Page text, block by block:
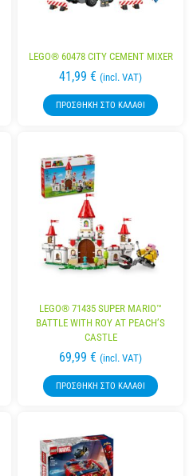
LEGO® 60478 CITY CEMENT MIXER
41,99 € (incl. VAT)
ΠΡΟΣΘΉΚΗ ΣΤΟ ΚΑΛΆΘΙ
LEGO® 71435 SUPER MARIO™
BATTLE WITH ROY AT PEACH’S
CASTLE
69,99 € (incl. VAT)
ΠΡΟΣΘΉΚΗ ΣΤΟ ΚΑΛΆΘΙ